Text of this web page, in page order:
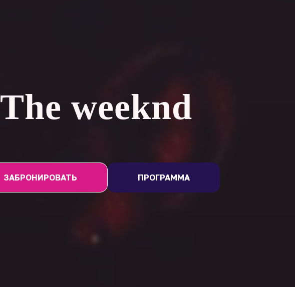
The weeknd
ЗАБРОНИРОВАТЬ ПРОГРАММА